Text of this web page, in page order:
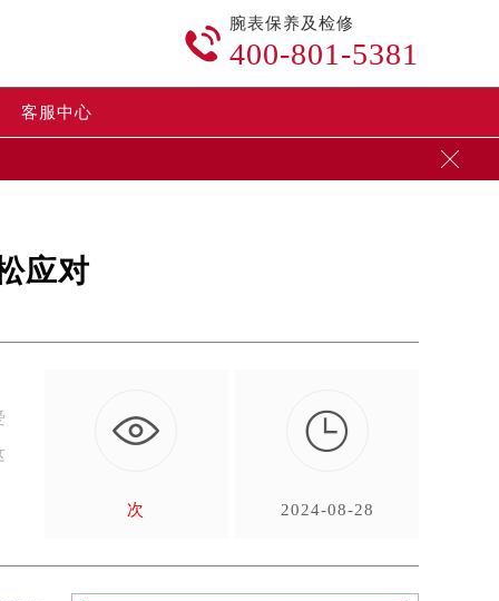

腕表保养及检修
400-801-5381
客服中心

应对
次

2024-08-28